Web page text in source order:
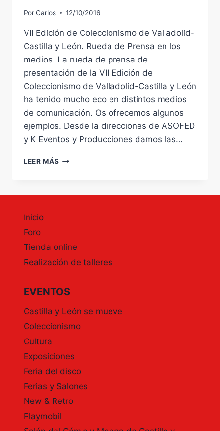
PorCarlos 12/10/2016
VII Edición de Coleccionismo de Valladolid-
Castilla y León. Rueda de Prensa en los
medios. La rueda de prensa de
presentación de la VII Edición de
Coleccionismo de Valladolid-Castilla y León
ha tenido mucho eco en distintos medios
de comunicación. Os ofrecemos algunos
ejemplos. Desde la direcciones de ASOFED
y K Eventos y Producciones damos las…
LEER MÁS VII
RUEDA
DE
LOS
Inicio
Foro
Tienda online
Realización de talleres
EVENTOS
Castilla y León se mueve
Coleccionismo
Cultura
Exposiciones
Feria del disco
Ferias y Salones
New & Retro
Playmobil